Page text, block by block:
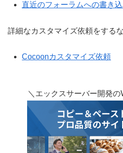
直近のフォーラムへの書き
詳細なカスタマイズ依頼をするな
Cocoonカスタマイズ依頼
＼エックスサーバー開発